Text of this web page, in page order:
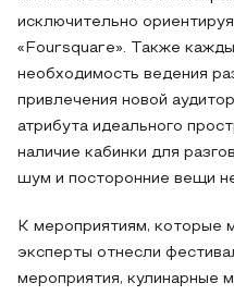
исключительно
«Foursquare». Также
необходимость ведения
привлечения новой
атрибута идеального
наличие кабинки для
шум и посторонние вещи
К мероприятиям, которые
эксперты отнесли
мероприятия, кулинарные